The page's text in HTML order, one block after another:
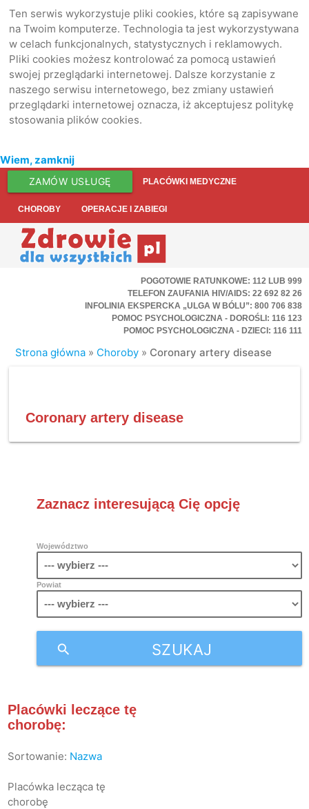
Ten serwis wykorzystuje pliki cookies, które są zapisywane
na Twoim komputerze. Technologia ta jest wykorzystywana
w celach funkcjonalnych, statystycznych i reklamowych.
Pliki cookies możesz kontrolować za pomocą ustawień
swojej przeglądarki internetowej. Dalsze korzystanie z
naszego serwisu internetowego, bez zmiany ustawień
przeglądarki internetowej oznacza, iż akceptujesz politykę
stosowania plików cookies.
Wiem, zamknij
ZAMÓW USŁUGĘ PLACÓWKI MEDYCZNE
CHOROBY OPERACJE I ZABIEGI
POGOTOWIE RATUNKOWE: 112 LUB 999
TELEFON ZAUFANIA HIV/AIDS: 22 692 82 26
INFOLINIA EKSPERCKA „ULGA W BÓLU”: 800 706 838
POMOC PSYCHOLOGICZNA - DOROŚLI: 116 123
POMOC PSYCHOLOGICZNA - DZIECI: 116 111
Strona główna » Choroby » Coronary artery disease
Coronary artery disease
Zaznacz interesującą Cię opcję
Województwo
Powiat
SZUKAJ
search
Placówki leczące tę
chorobę:
Sortowanie: Nazwa
Placówka lecząca tę
chorobę